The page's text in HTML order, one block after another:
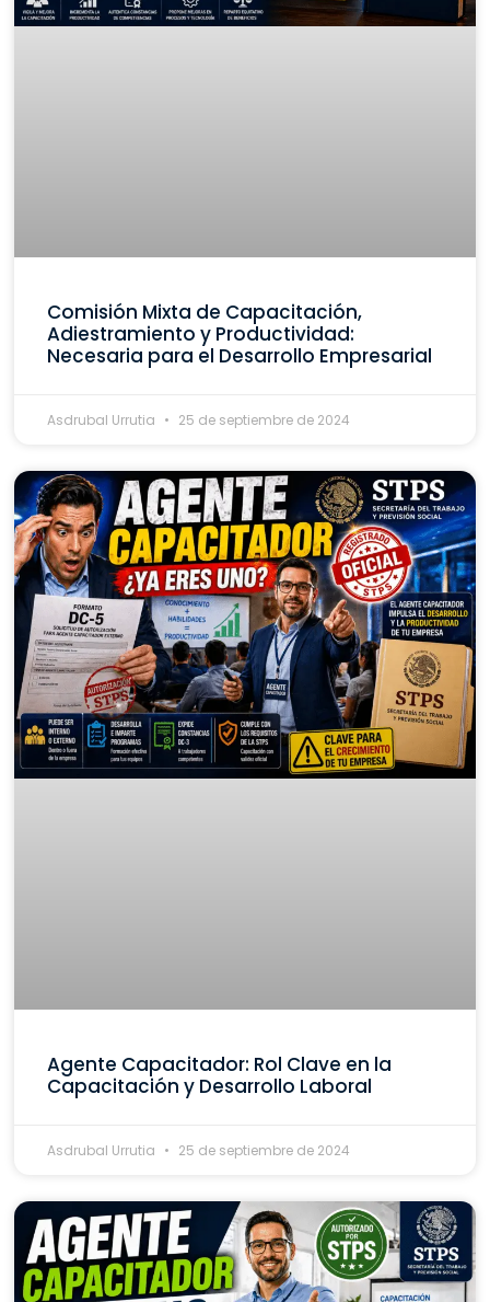
Comisión Mixta de Capacitación,
Adiestramiento y Productividad:
Necesaria para el Desarrollo Empresarial
Asdrubal Urrutia 25 de septiembre de 2024
Agente Capacitador: Rol Clave en la
Capacitación y Desarrollo Laboral
Asdrubal Urrutia 25 de septiembre de 2024